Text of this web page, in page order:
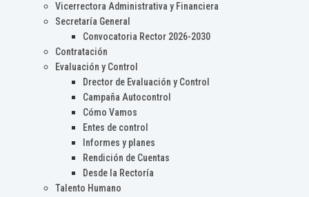
Vicerrectora Administrativa y Financiera
Secretaría General
Convocatoria Rector 2026-2030
Contratación
Evaluación y Control
Drector de Evaluación y Control
Campaña Autocontrol
Cómo Vamos
Entes de control
Informes y planes
Rendición de Cuentas
Desde la Rectoría
Talento Humano